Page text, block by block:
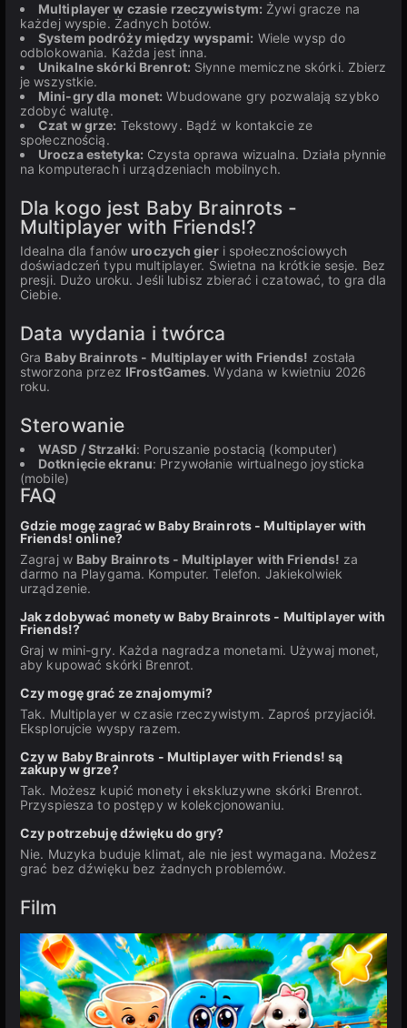
Multiplayer w czasie rzeczywistym: Żywi gracze na
każdej wyspie. Żadnych botów.
System podróży między wyspami: Wiele wysp do
odblokowania. Każda jest inna.
Unikalne skórki Brenrot: Słynne memiczne skórki. Zbierz
je wszystkie.
Mini-gry dla monet: Wbudowane gry pozwalają szybko
zdobyć walutę.
Czat w grze: Tekstowy. Bądź w kontakcie ze
społecznością.
Urocza estetyka: Czysta oprawa wizualna. Działa płynnie
na komputerach i urządzeniach mobilnych.
Dla kogo jest Baby Brainrots -
Multiplayer with Friends!?
Idealna dla fanów uroczych gieri społecznościowych
doświadczeń typu multiplayer. Świetna na krótkie sesje. Bez
presji. Dużo uroku. Jeśli lubisz zbierać i czatować, to gra dla
Ciebie.
Data wydania i twórca
Gra Baby Brainrots - Multiplayer with Friends! została
stworzona przez IFrostGames. Wydana w kwietniu 2026
roku.
Sterowanie
WASD / Strzałki: Poruszanie postacią (komputer)
Dotknięcie ekranu: Przywołanie wirtualnego joysticka
(mobile)
FAQ
Gdzie mogę zagrać w Baby Brainrots - Multiplayer with
Friends! online?
Zagraj w Baby Brainrots - Multiplayer with Friends! za
darmo na Playgama. Komputer. Telefon. Jakiekolwiek
urządzenie.
Jak zdobywać monety w Baby Brainrots - Multiplayer with
Friends!?
Graj w mini-gry. Każda nagradza monetami. Używaj monet,
aby kupować skórki Brenrot.
Czy mogę grać ze znajomymi?
Tak. Multiplayer w czasie rzeczywistym. Zaproś przyjaciół.
Eksplorujcie wyspy razem.
Czy w Baby Brainrots - Multiplayer with Friends! są
zakupy w grze?
Tak. Możesz kupić monety i ekskluzywne skórki Brenrot.
Przyspiesza to postępy w kolekcjonowaniu.
Czy potrzebuję dźwięku do gry?
Nie. Muzyka buduje klimat, ale nie jest wymagana. Możesz
grać bez dźwięku bez żadnych problemów.
Film